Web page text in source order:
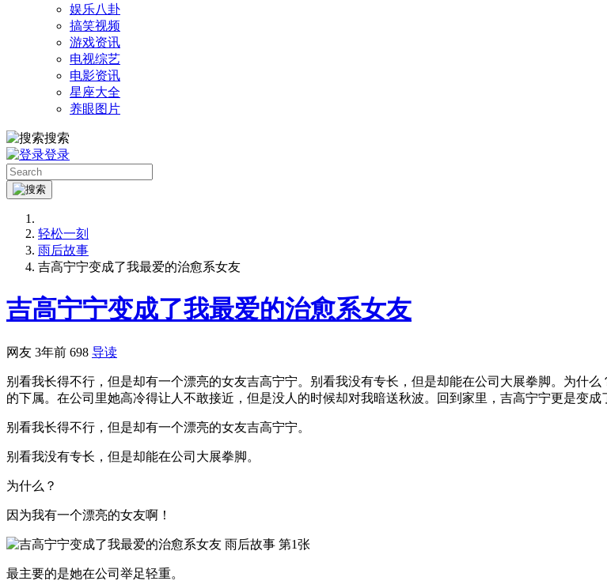
娱乐八卦
搞笑视频
游戏资讯
电视综艺
电影资讯
星座大全
养眼图片
搜索
登录
轻松一刻
雨后故事
吉高宁宁变成了我最爱的治愈系女友
吉高宁宁变成了我最爱的治愈系女友
网友 3年前 698 导读
别看我长得不行，但是却有一个漂亮的女友吉高宁宁。别看我没有专长，但是却能在公司大展拳脚。为什
的下属。在公司里她高冷得让人不敢接近，但是没人的时候却对我暗送秋波。回到家里，吉高宁宁更是变成
别看我长得不行，但是却有一个漂亮的女友吉高宁宁。
别看我没有专长，但是却能在公司大展拳脚。
为什么？
因为我有一个漂亮的女友啊！
最主要的是她在公司举足轻重。